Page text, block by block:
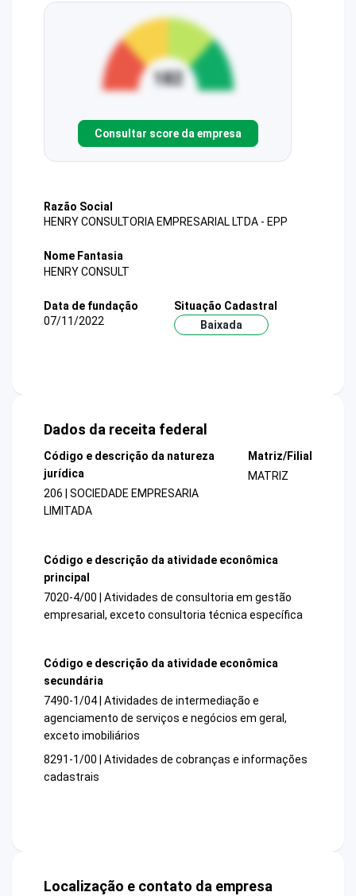
Consultar score da empresa
Razão Social
HENRY CONSULTORIA EMPRESARIAL LTDA - EPP
Nome Fantasia
HENRY CONSULT
Data de fundação
07/11/2022
Situação Cadastral
Baixada
Dados da receita federal
Código e descrição da natureza
jurídica
206 | SOCIEDADE EMPRESARIA
LIMITADA
Matriz/Filial
MATRIZ
Código e descrição da atividade econômica
principal
7020-4/00 | Atividades de consultoria em gestão
empresarial, exceto consultoria técnica específica
Código e descrição da atividade econômica
secundária
7490-1/04 | Atividades de intermediação e
agenciamento de serviços e negócios em geral,
exceto imobiliários
8291-1/00 | Atividades de cobranças e informações
cadastrais
Localização e contato da empresa